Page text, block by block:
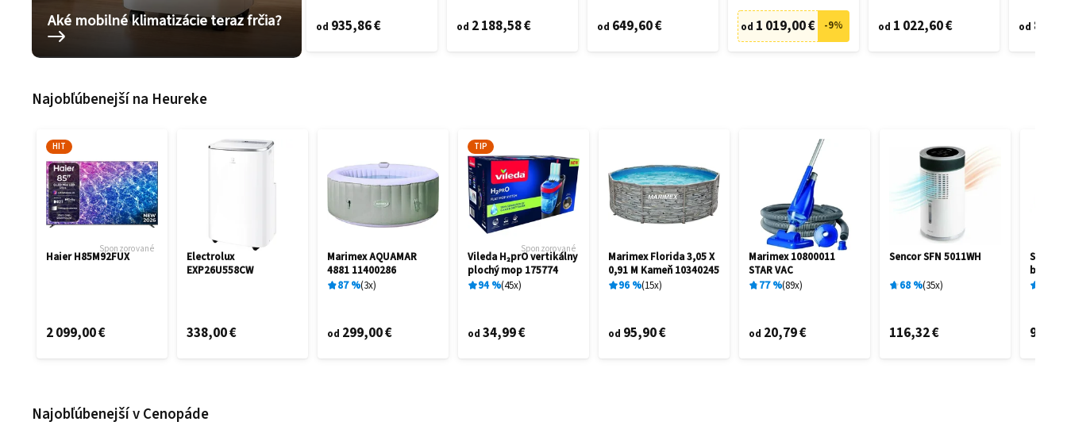
Aké mobilné klimatizácie teraz frčia? od 935,86 € od 2 188,58 € od 649,60 € od 1 019,00 € -9% od 1 022,60 € od
Najobľúbenejší na Heureke
HIT
Sponzorované
Haier H85M92FUX
2 099,00 €
Electrolux
EXP26U558CW
338,00 €
Marimex AQUAMAR
4881 11400286
87% 3x
od 299,00 €
TIP
Sponzorované
Vileda H₂prO vertikálny
plochý mop 175774
94% 45x
od 34,99 €
Marimex Florida 3,05 X
0,91 M Kameň 10340245
96 % 15x
od 95,90 €
Marimex 10800011
STAR VAC
77% 89x
od 20,79 €
Sencor SFN 5011WH
68 % 35x
116,32 €
biela
99,99
Najobľúbenejší v Cenopáde